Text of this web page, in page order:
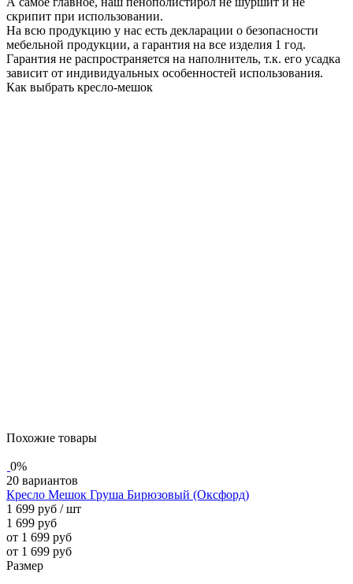
скрипит при использовании.
На всю продукцию у нас есть декларации о безопасности
мебельной продукции, а гарантия на все изделия 1 год.
Гарантия не распространяется на наполнитель, т.к. его усадка
зависит от индивидуальных особенностей использования.
Как выбрать кресло-мешок
Похожие товары
0%
20 вариантов
Кресло Мешок Груша Бирюзовый (Оксфорд)
1 699 руб / шт
1 699 руб
от 1 699 руб
от 1 699 руб
Размер